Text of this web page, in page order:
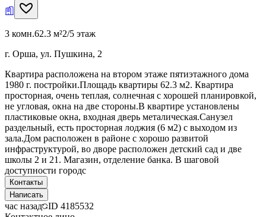
3 комн.62.3 м²2/5 этаж
г. Орша, ул. Пушкина, 2
Квартира расположена на втором этаже пятиэтажного дома
1980 г. постройки.Площадь квартиры 62.3 м2. Квартира
просторная, очень теплая, солнечная с хорошей планировкой,
не угловая, окна на две стороны.В квартире установлены
пластиковые окна, входная дверь металическая.Санузел
раздельный, есть просторная лоджия (6 м2) с выходом из
зала.Дом расположен в районе с хорошо развитой
инфраструктурой, во дворе расположен детский сад и две
школы 2 и 21. Магазин, отделение банка. В шаговой
доступности городс
Контакты
Написать
час назад ID 4185532